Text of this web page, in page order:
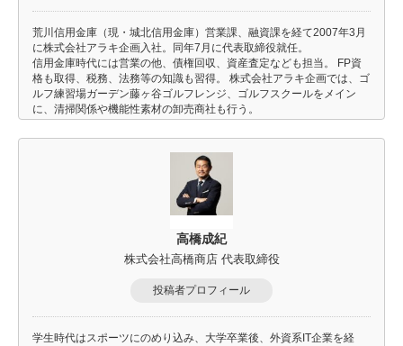
荒川信用金庫（現・城北信用金庫）営業課、融資課を経て2007年3月
に株式会社アラキ企画入社。同年7月に代表取締役就任。
信用金庫時代には営業の他、債権回収、資産査定なども担当。 FP資
格も取得、税務、法務等の知識も習得。 株式会社アラキ企画では、ゴ
ルフ練習場ガーデン藤ヶ谷ゴルフレンジ、ゴルフスクールをメイン
に、清掃関係や機能性素材の卸売商社も行う。
高橋成紀
株式会社高橋商店 代表取締役
投稿者プロフィール
学生時代はスポーツにのめり込み、大学卒業後、外資系IT企業を経